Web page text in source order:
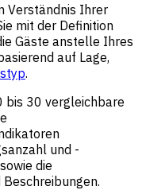
Verständnis Ihrer
mit der Definition
Gäste anstelle Ihres
auf Lage,
.
bis 30 vergleichbare
und -
die